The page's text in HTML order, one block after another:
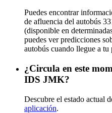
Puedes encontrar
de afluencia del autobús
(disponible en
puedes ver predicciones
autobús cuando llegue a tu
¿Circula en este
IDS JMK?
Descubre el estado actual
aplicación.